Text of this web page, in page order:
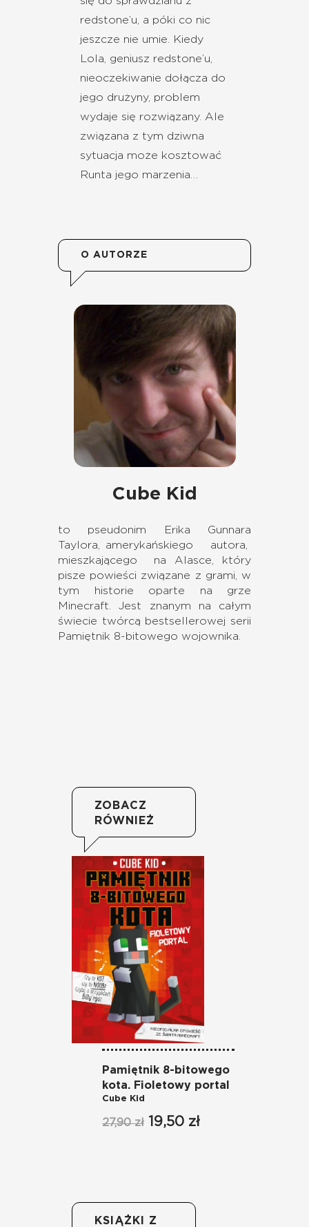
redstone’u, a póki co nic
jeszcze nie umie. Kiedy
Lola, geniusz redstone’u,
nieoczekiwanie dołącza do
jego drużyny, problem
wydaje się rozwiązany. Ale
związana z tym dziwna
sytuacja może kosztować
Runta jego marzenia…
O AUTORZE
Cube Kid
to pseudonim Erika Gunnara
Taylora, amerykańskiego autora,
mieszkającego na Alasce, który
pisze powieści związane z grami, w
tym historie oparte na grze
Minecraft. Jest znanym na całym
świecie twórcą bestsellerowej serii
Pamiętnik 8-bitowego wojownika.
ZOBACZ
RÓWNIEŻ
Pamiętnik 8-bitowego
kota. Fioletowy portal
Cube Kid
27,90 zł 19,50 zł
KSIĄŻKI Z